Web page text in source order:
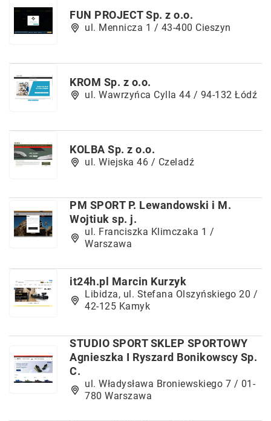
FUN PROJECT Sp. z o.o.
ul. Mennicza 1 / 43-400 Cieszyn
KROM Sp. z o.o.
ul. Wawrzyńca Cylla 44 / 94-132 Łódź
KOLBA Sp. z o.o.
ul. Wiejska 46 / Czeladź
PM SPORT P. Lewandowski i M.
Wojtiuk sp. j.
ul. Franciszka Klimczaka 1 /
Warszawa
it24h.pl Marcin Kurzyk
Libidza, ul. Stefana Olszyńskiego 20 /
42-125 Kamyk
STUDIO SPORT SKLEP SPORTOWY
Agnieszka I Ryszard Bonikowscy Sp.
C.
ul. Władysława Broniewskiego 7 / 01-
780 Warszawa